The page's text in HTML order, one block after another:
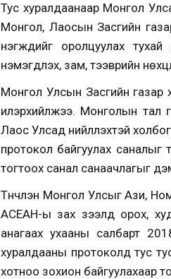
Тус хуралдаанаар Монгол
Монгол, Лаосын Засгийн
нэгжүүдийг оролцуулах
нэмэгдүүлэх, зам, тээврийн
Монгол Улсын Засгийн газар
илэрхийлжээ. Монголын тал
Лаос Улсад нийлүүлэхтэй
протокол байгуулах
тогтоох санал санаачлагыг
Түүнчлэн Монгол Улсыг Ази,
АСЕАН-ы зах зээлд орох,
анагаах ухааны салбарт
хуралдааны протоколд тус
хотноо зохион байгуулахаар